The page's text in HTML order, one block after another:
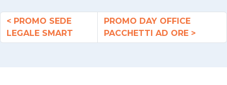
PROMO SEDE
LEGALE SMART
PROMO DAY OFFICE
PACCHETTI AD ORE